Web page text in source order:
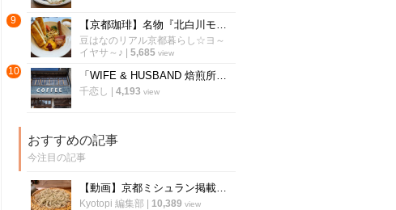
9 【京都珈琲】名物『北白川モーニング』は丼状でラテアート付☆老舗本店「ワールドコーヒー」
豆はなのリアル京都暮らし☆ヨ～
イヤサ～♪
5,685 view
10 「WIFE & HUSBAND 焙煎所」が6/1移転オープン！ギャラリーも併設【京都・北大路】
千恋し 4,193 view
おすすめの記事
今注目の記事
【動画】京都ミシュラン掲載蕎麦店『花もも』店主が蕎麦を打つすべて
Kyotopi 編集部 10,389 view